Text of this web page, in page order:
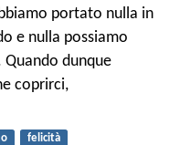
portato nulla in
e nulla possiamo
dunque
coprirci,
felicità